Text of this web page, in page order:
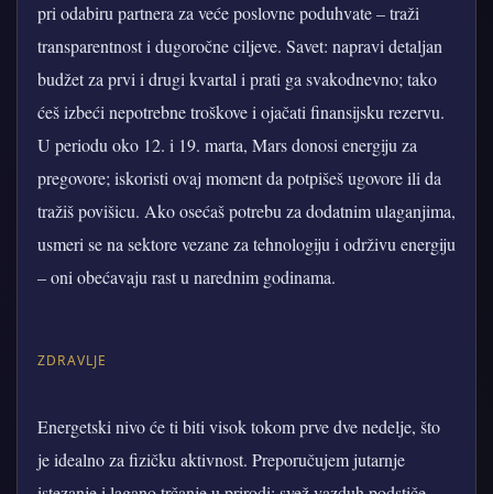
pri odabiru partnera za veće poslovne poduhvate – traži
transparentnost i dugoročne ciljeve. Savet: napravi detaljan
budžet za prvi i drugi kvartal i prati ga svakodnevno; tako
ćeš izbeći nepotrebne troškove i ojačati finansijsku rezervu.
U periodu oko 12. i 19. marta, Mars donosi energiju za
pregovore; iskoristi ovaj moment da potpišeš ugovore ili da
tražiš povišicu. Ako osećaš potrebu za dodatnim ulaganjima,
usmeri se na sektore vezane za tehnologiju i održivu energiju
– oni obećavaju rast u narednim godinama.
ZDRAVLJE
Energetski nivo će ti biti visok tokom prve dve nedelje, što
je idealno za fizičku aktivnost. Preporučujem jutarnje